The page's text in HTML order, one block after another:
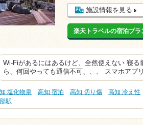
施設情報を見る
楽天トラベルの宿泊プラ
Wi-Fiがあるにはあるけど、全然使えない 寝
ら、何回やっても通信不可、、、 スマホア
塩化物泉 高知 宿泊 高知 切り傷 高知 冷え性
駅